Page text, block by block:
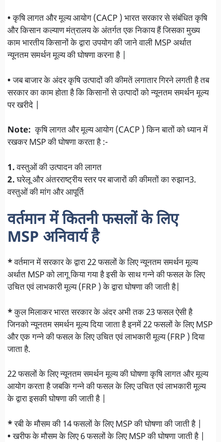
•कृषि लागत और मूल्य आयोग (CACP ) भारत सरकार से संबंधित कृषि
और किसान कल्याण मंत्रालय के अंतर्गत एक निकाय हैं जिसका मुख्य
काम भारतीय किसानों के द्वारा उपयोग की जाने वाली MSP अर्थात
न्यूनतम समर्थन मूल्य की घोषणा करना है |
•जब बाजार के अंदर कृषि उत्पादों की कीमतें लगातार गिरने लगती है तब
सरकार का काम होता है कि किसानों से उत्पादों को न्यूनतम समर्थन मूल्य
पर खरीदे |
Note: कृषि लागत और मूल्य आयोग (CACP ) किन बातों को ध्यान में
रखकर MSP की घोषणा करता है :-
1.वस्तुओं की उत्पादन की लागत
2.घरेलू और अंतरराष्ट्रीय स्तर पर बाजारों की कीमतों का रुझान3.
वस्तुओं की मांग और आपूर्ति
वर्तमान में कितनी फसलों के लिए
MSP अनिवार्य है
*वर्तमान में सरकार के द्वारा 22 फसलों के लिए न्यूनतम समर्थन मूल्य
अर्थात MSP को लागू किया गया है इसी के साथ गन्ने की फसल के लिए
उचित एवं लाभकारी मूल्य (FRP ) के द्वारा घोषणा की जाती है|
*कुल मिलाकर भारत सरकार के अंदर अभी तक 23 फसल ऐसी है
जिनको न्यूनतम समर्थन मूल्य दिया जाता है इनमें 22 फसलों के लिए MSP
और एक गन्ने की फसल के लिए उचित एवं लाभकारी मूल्य (FRP ) दिया
जाता है.
22 फसलों के लिए न्यूनतम समर्थन मूल्य की घोषणा कृषि लागत और मूल्य
आयोग करता है जबकि गन्ने की फसल के लिए उचित एवं लाभकारी मूल्य
के द्वारा इसकी घोषणा की जाती है |
*रबी के मौसम की 14 फसलों के लिए MSP की घोषणा की जाती है |
•खरीफ के मौसम के लिए 6 फसलों के लिए MSP की घोषणा जाती है |